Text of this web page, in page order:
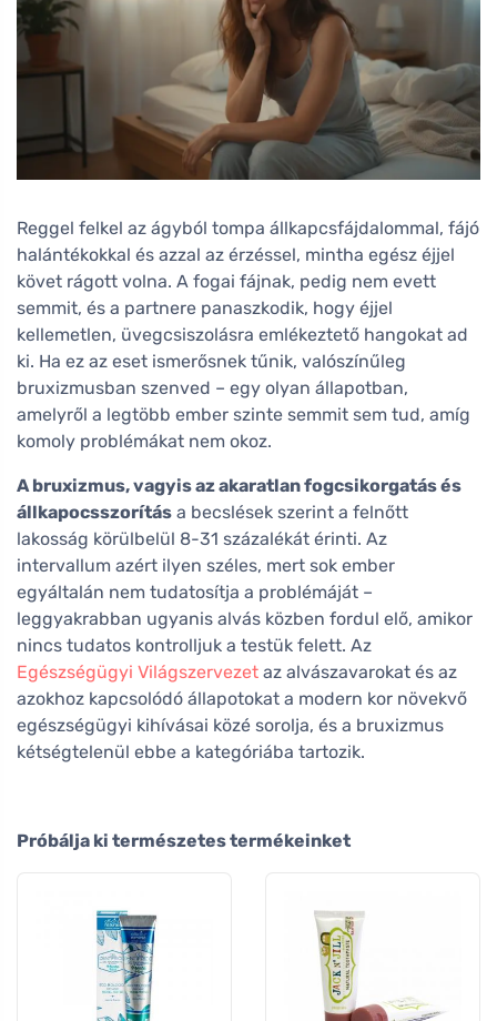
Reggel felkel az ágyból tompa állkapcsfájdalommal, fájó
halántékokkal és azzal az érzéssel, mintha egész éjjel
követ rágott volna. A fogai fájnak, pedig nem evett
semmit, és a partnere panaszkodik, hogy éjjel
kellemetlen, üvegcsiszolásra emlékeztető hangokat ad
ki. Ha ez az eset ismerősnek tűnik, valószínűleg
bruxizmusban szenved – egy olyan állapotban,
amelyről a legtöbb ember szinte semmit sem tud, amíg
komoly problémákat nem okoz.
A bruxizmus, vagyis az akaratlan fogcsikorgatás és
állkapocsszorítás a becslések szerint a felnőtt
lakosság körülbelül 8-31 százalékát érinti. Az
intervallum azért ilyen széles, mert sok ember
egyáltalán nem tudatosítja a problémáját –
leggyakrabban ugyanis alvás közben fordul elő, amikor
nincs tudatos kontrolljuk a testük felett. Az
Egészségügyi Világszervezet az alvászavarokat és az
azokhoz kapcsolódó állapotokat a modern kor növekvő
egészségügyi kihívásai közé sorolja, és a bruxizmus
kétségtelenül ebbe a kategóriába tartozik.
Próbálja ki természetes termékeinket